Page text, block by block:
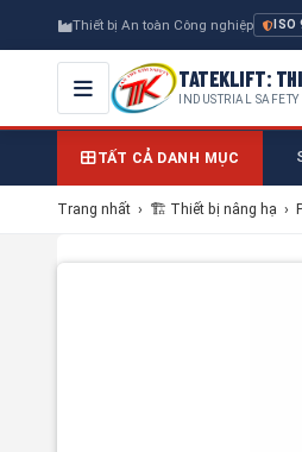
Thiết bị An toàn Công nghiệp ISO
TATEKLIFT:
INDUSTRIAL
TẤT CẢ DANH MỤC
Trang nhất › 🏗 Thiết bị nâng hạ ›